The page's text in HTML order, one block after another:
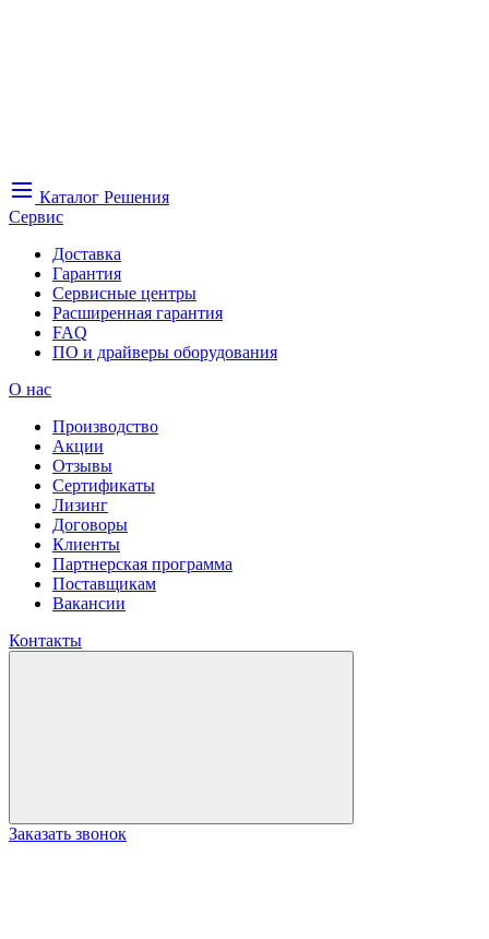
Каталог Решения
Сервис
Доставка
Гарантия
Сервисные центры
Расширенная гарантия
FAQ
ПО и драйверы оборудования
О нас
Производство
Акции
Отзывы
Сертификаты
Лизинг
Договоры
Клиенты
Партнерская программа
Поставщикам
Вакансии
Контакты
Заказать звонок